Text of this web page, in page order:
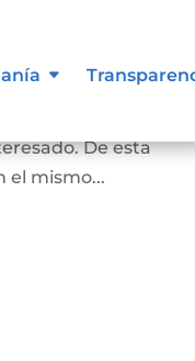
puede
se leerá en voz
De esta
el mismo...